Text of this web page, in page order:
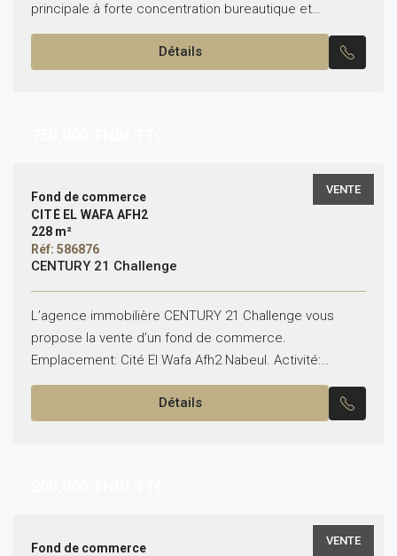
principale à forte concentration bureautique et
commercial à la Soukra. Superficie : 150m² Façade : 9m
Détails
VENTE
Fond de commerce
CITÉ EL WAFA AFH2
228 m²
Réf: 586876
CENTURY 21 Challenge
L’agence immobilière CENTURY 21 Challenge vous
propose la vente d’un fond de commerce.
Emplacement: Cité El Wafa Afh2 Nabeul. Activité:
restaurant Superficie: locale = 228 m² ; Terrasse =
Détails
VENTE
Fond de commerce